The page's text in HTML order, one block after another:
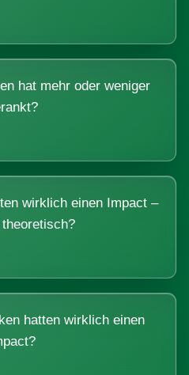
hat mehr oder weniger
wirklich einen Impact –
hatten wirklich einen